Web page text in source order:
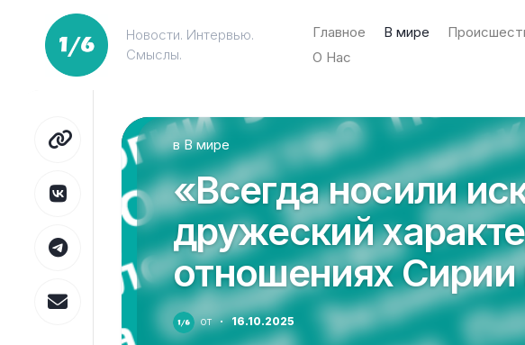
содержанию
Новости. Интервью.
Смыслы.
Главное В мире
О Нас
вВ мире
«Всегда носили
дружеский
отношениях Сирии
от · 16.10.2025